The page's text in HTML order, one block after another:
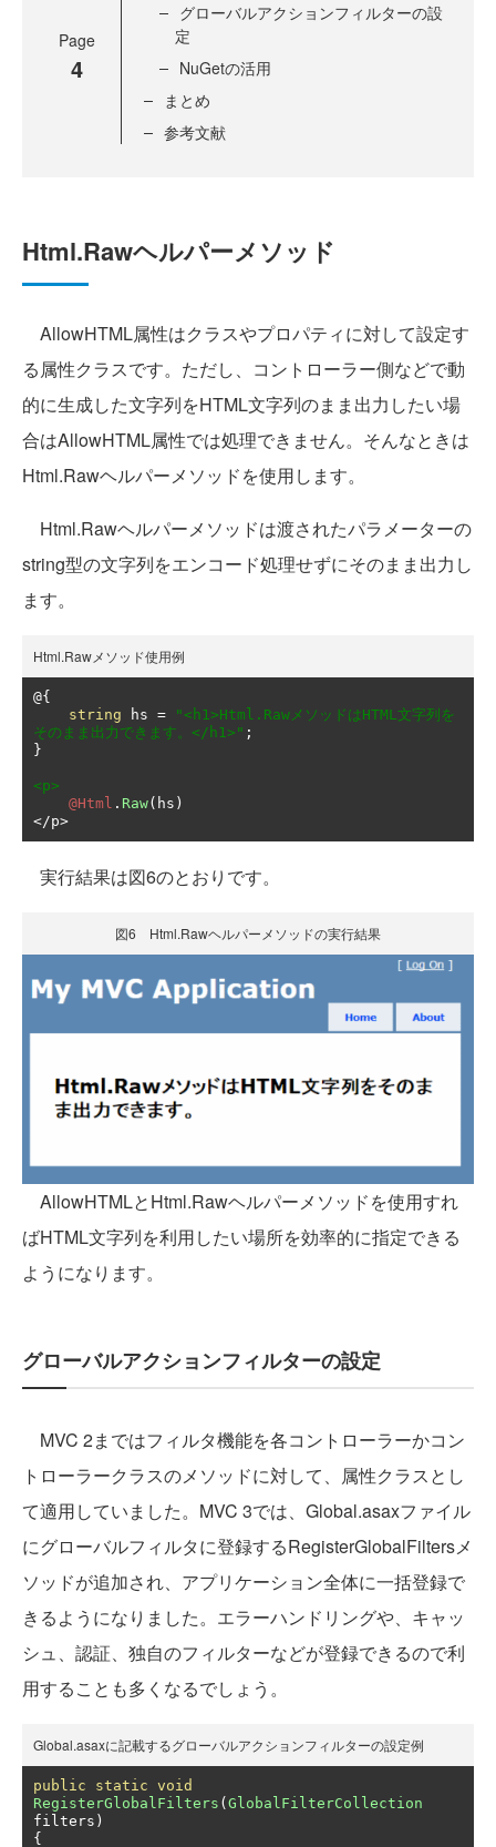
Page
4
グローバルアクションフィルターの設
定
NuGetの活用
まとめ
参考文献
Html.Rawヘルパーメソッド
AllowHTML属性はクラスやプロパティに対して設定す
る属性クラスです。ただし、コントローラー側などで動
的に生成した文字列をHTML文字列のまま出力したい場
合はAllowHTML属性では処理できません。そんなときは
Html.Rawヘルパーメソッドを使用します。
Html.Rawヘルパーメソッドは渡されたパラメーターの
string型の文字列をエンコード処理せずにそのまま出力し
ます。
Html.Rawメソッド使用例
@{
string hs =
"<h1>Html.RawメソッドはHTML文字列を
そのまま出力できます。</h1>" ;
}
<p>
@Html . Raw( hs )
</p>
実行結果は図6のとおりです。
図6 Html.Rawヘルパーメソッドの実行結果
AllowHTMLとHtml.Rawヘルパーメソッドを使用すれ
ばHTML文字列を利用したい場所を効率的に指定できる
ようになります。
グローバルアクションフィルターの設定
MVC 2まではフィルタ機能を各コントローラーかコン
トローラークラスのメソッドに対して、属性クラスとし
て適用していました。MVC 3では、Global.asaxファイル
にグローバルフィルタに登録するRegisterGlobalFiltersメ
ソッドが追加され、アプリケーション全体に一括登録で
きるようになりました。エラーハンドリングや、キャッ
シュ、認証、独自のフィルターなどが登録できるので利
用することも多くなるでしょう。
Global.asaxに記載するグローバルアクションフィルターの設定例
public static void
RegisterGlobalFilters (GlobalFilterCollection
filters )
{